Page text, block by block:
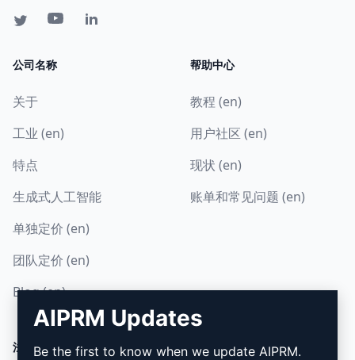
公司名称
关于
工业 (en)
特点
生成式人工智能
单独定价 (en)
团队定价 (en)
Blog (en)
帮助中心
教程 (en)
用户社区 (en)
现状 (en)
账单和常见问题 (en)
法律 下载
AIPRM Updates
Be the first to know when we update AIPRM.